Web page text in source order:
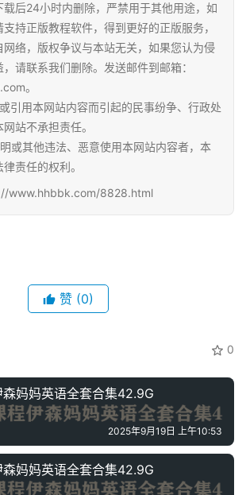
载后24小时内删除，严禁用于其他用途，如
持正版教程软件，得到更好的正版服务，
络，版权争议与本站无关，如果您认为侵
请联系我们删除。发送邮件到邮箱：
。
引用本网站内容而引起的民事纷争、行政处
站不承担责任。
或其他违法、恶意使用本网站内容者，本
责任的权利。
www.hhbbk.com/8828.html
赞 (0)
0
妈妈英语全套合集42.9G
2025年9月19日 上午10:53
妈妈英语全套合集42.9G